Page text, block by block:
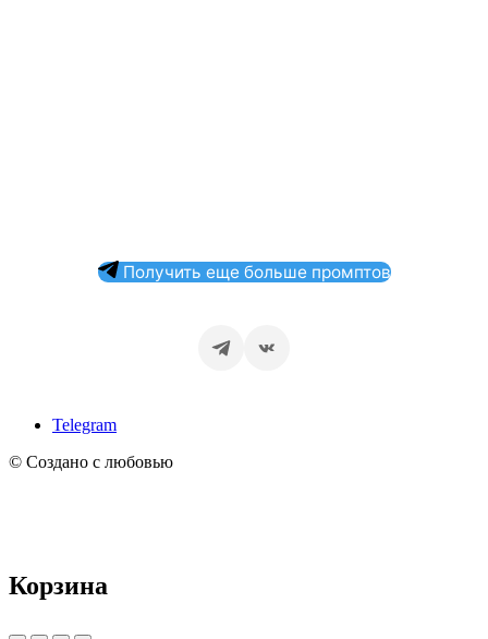
Получить еще больше промптов
Telegram
© Создано с любовью
Корзина